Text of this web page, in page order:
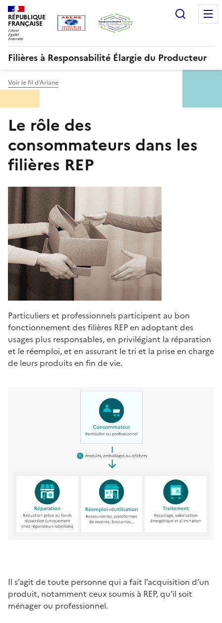
Aller
au
contenu
principal
RÉPUBLIQUE
FRANÇAISE
Filières à Responsabilité Élargie du Producteur
Voir le fil d’Ariane
Menu
ORRR
Le rôle des
consommateurs dans les
filières REP
Particuliers et professionnels participent au bon
fonctionnement des filières REP en adoptant des
usages plus responsables, en privilégiant la réparation
et le réemploi, et en assurant le tri et la prise en charge
de leurs produits en fin de vie.
Il s’agit de toute personne qui a fait l’acquisition d’un
produit, notamment ceux soumis à REP, qu’il soit
ménager ou professionnel.
Gestion des cookies